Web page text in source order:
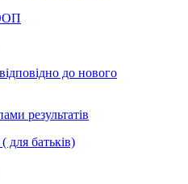
до нового
результатів
батьків)